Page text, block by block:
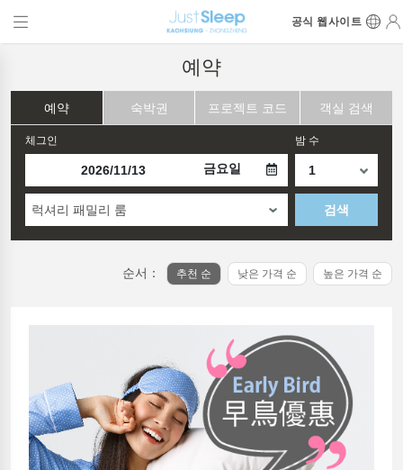
공식 웹사이트
예약
예약 숙박권 프로젝트 코드 객실 검색
체그인
금요일
밤 수
럭셔리 패밀리 룸 검색
순서： 추천 순 낮은 가격 순 높은 가격 순